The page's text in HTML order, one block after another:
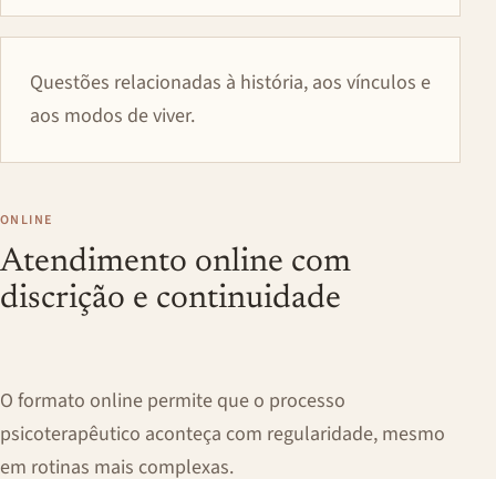
Questões relacionadas à história, aos vínculos e
aos modos de viver.
ONLINE
Atendimento online com
discrição e continuidade
O formato online permite que o processo
psicoterapêutico aconteça com regularidade, mesmo
em rotinas mais complexas.